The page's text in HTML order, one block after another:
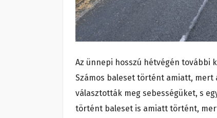
Az ünnepi hosszú hétvégén további
Számos baleset történt amiatt, mert
választották meg sebességüket, s
történt baleset is amiatt történt,